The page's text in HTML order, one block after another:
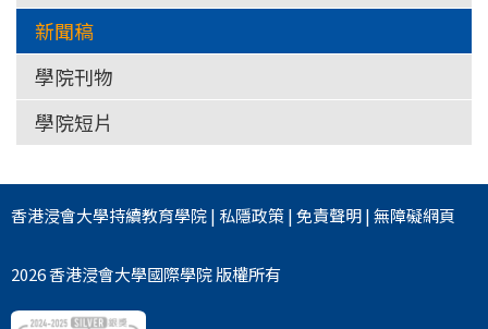
新聞稿
學院刊物
學院短片
香港浸會大學持續教育學院| 私隱政策|免責聲明|無障礙網頁
2026 香港浸會大學國際學院 版權所有